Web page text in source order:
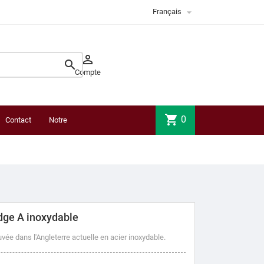
Français 
 
Compte
Contact Notre shopping_cart 0
A inoxydable
dans l'Angleterre actuelle en acier inoxydable.